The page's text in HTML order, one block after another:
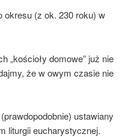
okresu (z ok. 230 roku) w
„kościoły domowe” już nie
że w owym czasie nie
ustawiany
liturgii eucharystycznej.